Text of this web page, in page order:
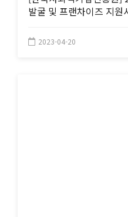
발굴 및 프랜차이즈 지
2023-04-20